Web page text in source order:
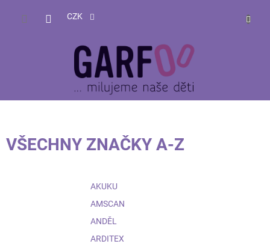
CZK
VŠECHNY ZNAČKY A-Z
AKUKU
AMSCAN
ANDĚL
ARDITEX